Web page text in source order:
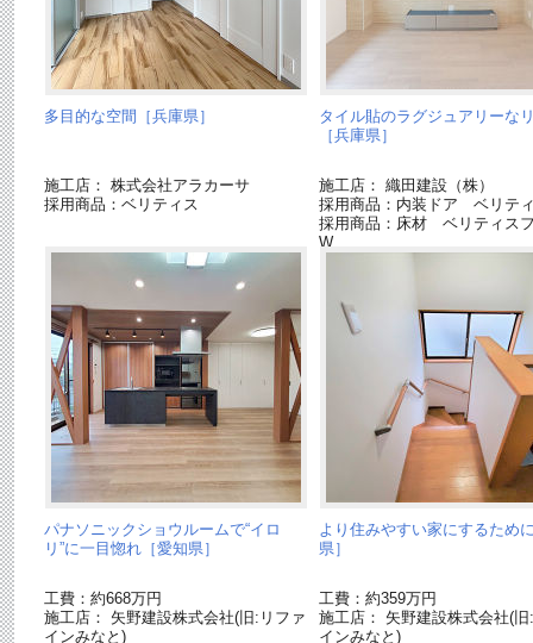
多目的な空間［兵庫県］
施工店： 株式会社アラカーサ
採用商品：ベリティス
タイル貼のラグジュアリーな
［兵庫県］
施工店： 織田建設（株）
採用商品：内装ドア ベリテ
採用商品：床材 ベリティス
W
パナソニックショウルームで“イロ
リ”に一目惚れ［愛知県］
工費：約668万円
施工店： 矢野建設株式会社(旧:リファ
インみなと)
より住みやすい家にするため
県］
工費：約359万円
施工店： 矢野建設株式会社(
インみなと)